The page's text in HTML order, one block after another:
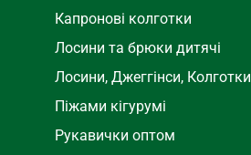
Капронові колготки
Лосини та брюки дитячі
Лосини, Джеггінси, Колготки
Піжами кігурумі
Рукавички оптом